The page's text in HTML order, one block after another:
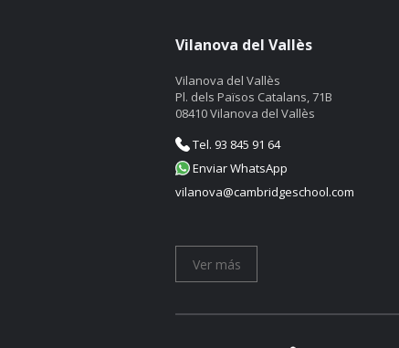
Vilanova del Vallès
Vilanova del Vallès
Pl. dels Països Catalans, 71B
08410 Vilanova del Vallès
Tel. 93 845 91 64
Enviar WhatsApp
vilanova@cambridgeschool.com
Ver más